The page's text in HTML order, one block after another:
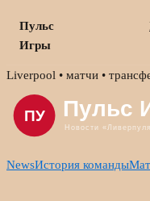
Пульс
Игры
Skip
content
Liverpool • матчи •
NewsИстория команды